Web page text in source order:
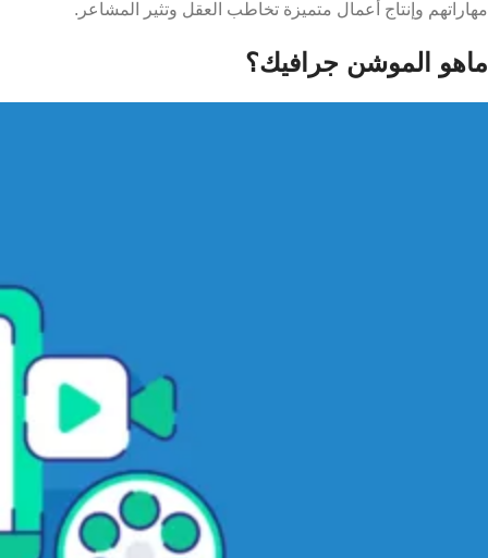
مهاراتهم وإنتاج أعمال متميزة تخاطب العقل وتثير المشاعر.
ماهو الموشن جرافيك؟